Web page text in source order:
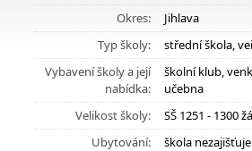
Okres:
Jihlava
Typ školy:
střední škola,
Vybavení školy a její
nabídka:
školní klub,
učebna
Velikost školy:
SŠ 1251 - 1300
Ubytování:
škola nezajišťuje